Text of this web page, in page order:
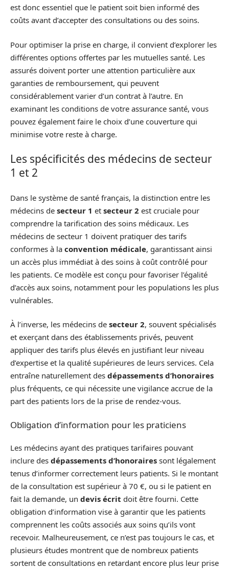
est donc essentiel que le patient soit bien informé des
coûts avant d’accepter des consultations ou des soins.
Pour optimiser la prise en charge, il convient d’explorer les
différentes options offertes par les mutuelles santé. Les
assurés doivent porter une attention particulière aux
garanties de remboursement, qui peuvent
considérablement varier d’un contrat à l’autre. En
examinant les conditions de votre assurance santé, vous
pouvez également faire le choix d’une couverture qui
minimise votre reste à charge.
Les spécificités des médecins de secteur
1 et 2
Dans le système de santé français, la distinction entre les
médecins de secteur 1 et secteur 2 est cruciale pour
comprendre la tarification des soins médicaux. Les
médecins de secteur 1 doivent pratiquer des tarifs
conformes à la convention médicale, garantissant ainsi
un accès plus immédiat à des soins à coût contrôlé pour
les patients. Ce modèle est conçu pour favoriser l’égalité
d’accès aux soins, notamment pour les populations les plus
vulnérables.
À l’inverse, les médecins de secteur 2, souvent spécialisés
et exerçant dans des établissements privés, peuvent
appliquer des tarifs plus élevés en justifiant leur niveau
d’expertise et la qualité supérieures de leurs services. Cela
entraîne naturellement des dépassements d’honoraires
plus fréquents, ce qui nécessite une vigilance accrue de la
part des patients lors de la prise de rendez-vous.
Obligation d’information pour les praticiens
Les médecins ayant des pratiques tarifaires pouvant
inclure des dépassements d’honoraires sont légalement
tenus d’informer correctement leurs patients. Si le montant
de la consultation est supérieur à 70 €, ou si le patient en
fait la demande, un devis écrit doit être fourni. Cette
obligation d’information vise à garantir que les patients
comprennent les coûts associés aux soins qu’ils vont
recevoir. Malheureusement, ce n’est pas toujours le cas, et
plusieurs études montrent que de nombreux patients
sortent de consultations en retardant encore plus leur prise